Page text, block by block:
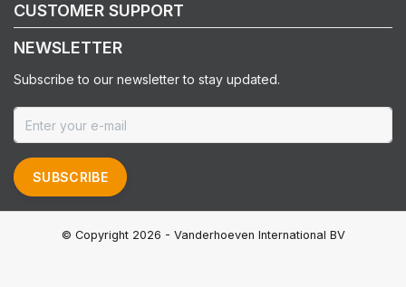
CUSTOMER SUPPORT
NEWSLETTER
Subscribe to our newsletter to stay updated.
SUBSCRIBE
© Copyright 2026 - Vanderhoeven International BV